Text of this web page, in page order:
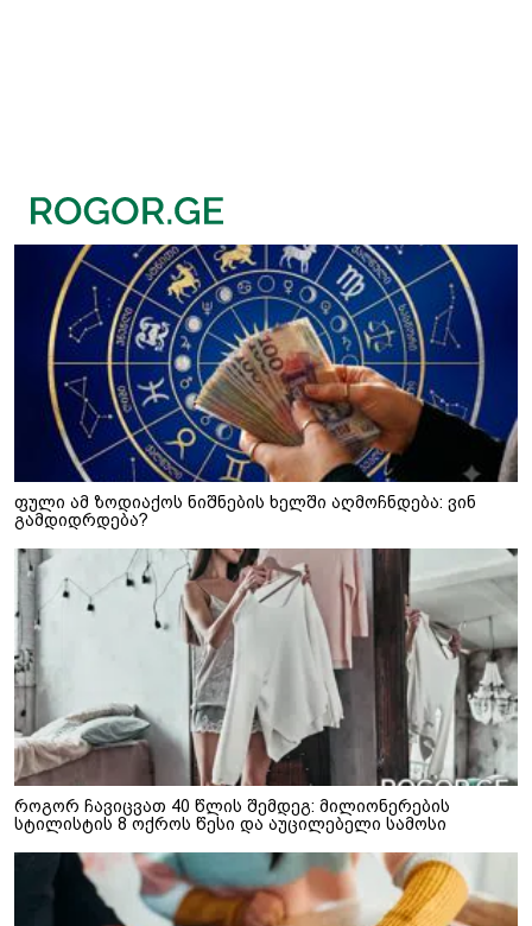
ფული ამ ზოდიაქოს ნიშნების ხელში აღმოჩნდება: ვინ
გამდიდრდება?
როგორ ჩავიცვათ 40 წლის შემდეგ: მილიონერების
სტილისტის 8 ოქროს წესი და აუცილებელი სამოსი